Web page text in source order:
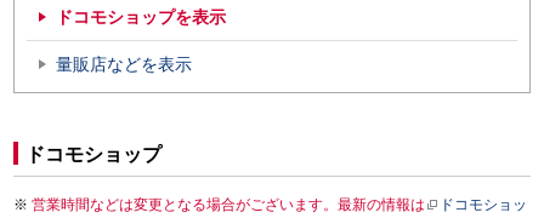
ドコモショップを表示
量販店などを表示
ドコモショップ
営業時間などは変更となる場合がございます。最新の情報は
ドコモショッ